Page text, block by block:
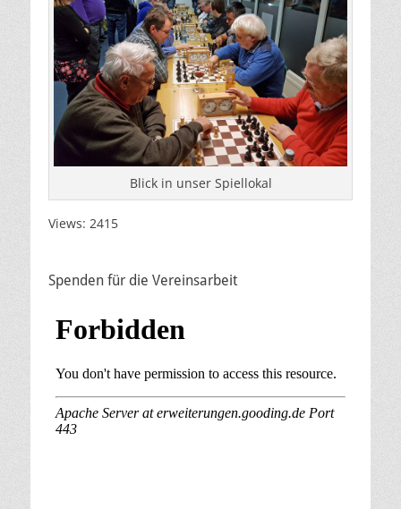
Blick in unser Spiellokal
Views: 2415
Spenden für die Vereinsarbeit